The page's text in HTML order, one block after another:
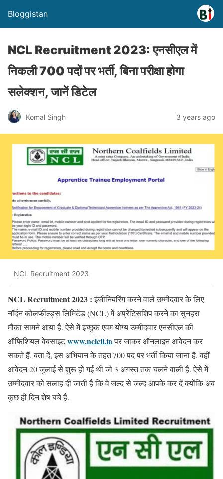
Bloggistan
NCL Recruitment 2023: एनसीएल में
निकली 700 पदों पर भर्ती, बिना परीक्षा होगा
सलेक्शन, जानें डिटेल
Komal Singh 3 years ago
NCL Recruitment 2023
NCL Recruitment 2023 :इंजीनियरिंग करने वाले उम्मीदवार के लिए
नॉर्दन कोलफील्ड्स लिमिटेड (NCL) में अप्रेंटिसशिप करने का सुनहरा
मौका सामने आया है. ऐसे में इच्छुक एवम योग्य उम्मीदवार एनसीएल की
ऑफिशियल वेबसाइटwww.nclcil.inपर जाकर ऑनलाइन आवेदन कर
सकते हैं. बता दें, इस अभियान के तहत 700 पद पर भर्ती किया जाना है. वहीं
आवेदन 20 जुलाई से शुरू हो गई थी जो 3 अगस्त तक चलने वाली है. ऐसे में
उम्मीदवार को सलाह दी जाती है कि वे जल्द से जल्द आपके कर दें क्योंकि अब
कुछ ही दिन शेष बचे हैं.